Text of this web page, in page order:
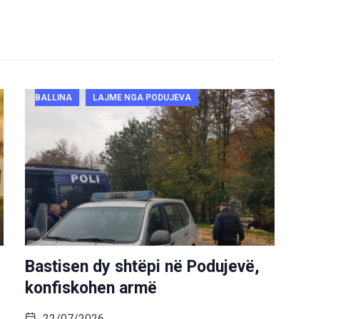
BALLINA LAJME NGA PODUJEVA
Bastisen dy shtëpi në Podujevë,
konfiskohen armë